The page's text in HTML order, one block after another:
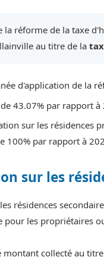
la réforme de la taxe
au titre de la
d'application de la
43.07% par rapport à
sur les résidences
100% par rapport à
sur les
résidences
pour les propriétaires
montant collecté au